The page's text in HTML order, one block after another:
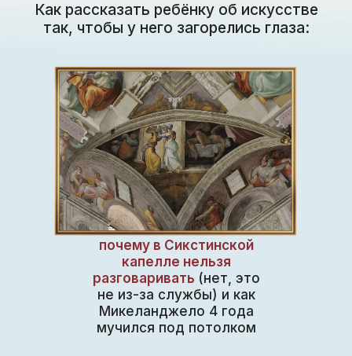
почему в Сикстинской
капелле нельзя
разговаривать (нет, это
не из-за службы) и как
Микеланджело 4 года
мучился под потолком
Как рассказать ребёнку об искусстве
так, чтобы у него загорелись глаза: